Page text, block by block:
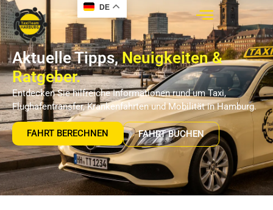
DE
Aktuelle Tipps,Neuigkeiten &
Ratgeber.
Entdecken Sie hilfreiche Informationen rund um Taxi,
Flughafentransfer, Krankenfahrten und Mobilität in Hamburg.
FAHRT BERECHNEN FAHRT BUCHEN